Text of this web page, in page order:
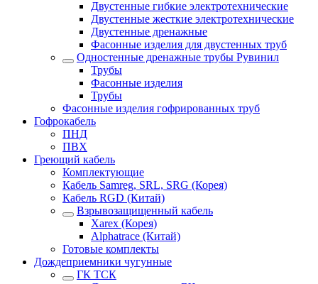
Двустенные гибкие электротехнические
Двустенные жесткие электротехнические
Двустенные дренажные
Фасонные изделия для двустенных труб
Одностенные дренажные трубы Рувинил
Трубы
Фасонные изделия
Трубы
Фасонные изделия гофрированных труб
Гофрокабель
ПНД
ПВХ
Греющий кабель
Комплектующие
Кабель Samreg, SRL, SRG (Корея)
Кабель RGD (Китай)
Взрывозащищенный кабель
Xarex (Корея)
Alphatrace (Китай)
Готовые комплекты
Дождеприемники чугунные
ГК ТСК